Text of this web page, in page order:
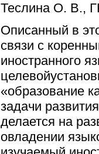
Теслина О. В.,
Описанный в
связи с
иностранного
«образование
задачи
делается на
овладении